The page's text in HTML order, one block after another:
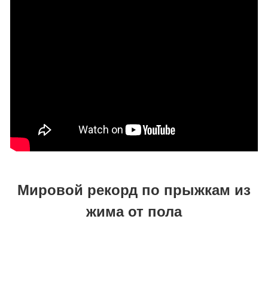
Мировой рекорд по прыжкам из
жима от пола